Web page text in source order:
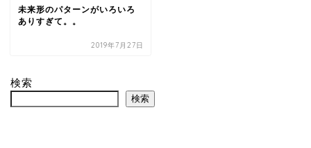
未来形のパターンがいろいろ
ありすぎて。。
2019年7月27日
検索
検索